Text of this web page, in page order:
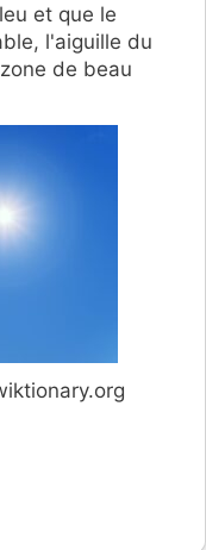
et que le
l'aiguille du
de beau